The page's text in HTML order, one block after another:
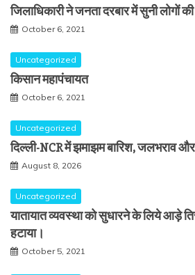
जिलाधिकारी ने जनता दरबार में सुनी लोगों
October 6, 2021
Uncategorized
किसान महापंचायत
October 6, 2021
Uncategorized
दिल्ली-NCR में झमाझम बारिश, जलभराव
August 8, 2026
Uncategorized
यातायात व्यवस्था को सुधारने के लिये आड़े
हटाया।
October 5, 2021